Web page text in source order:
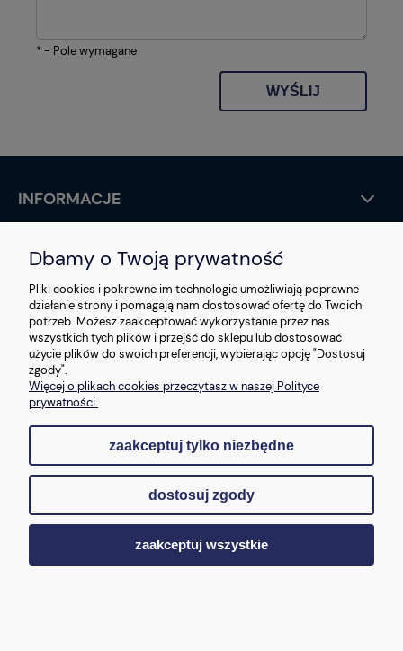
*- Pole wymagane
WYŚLIJ
INFORMACJE
O NAS
KONTAKT
© 2026 FHU MIWA. Wszelkie prawa zastrzeżone
pokaż pełną wersję strony
Sklep internetowy Shoper.pl
Dbamy o Twoją prywatność
Pliki cookies i pokrewne im technologie umożliwiają poprawne
działanie strony i pomagają nam dostosować ofertę do Twoich
potrzeb. Możesz zaakceptować wykorzystanie przez nas
wszystkich tych plików i przejść do sklepu lub dostosować
użycie plików do swoich preferencji, wybierając opcję "Dostosuj
zgody".
Więcej o plikach cookies przeczytasz w naszej Polityce
prywatności.
zaakceptuj tylko niezbędne
dostosuj zgody
zaakceptuj wszystkie